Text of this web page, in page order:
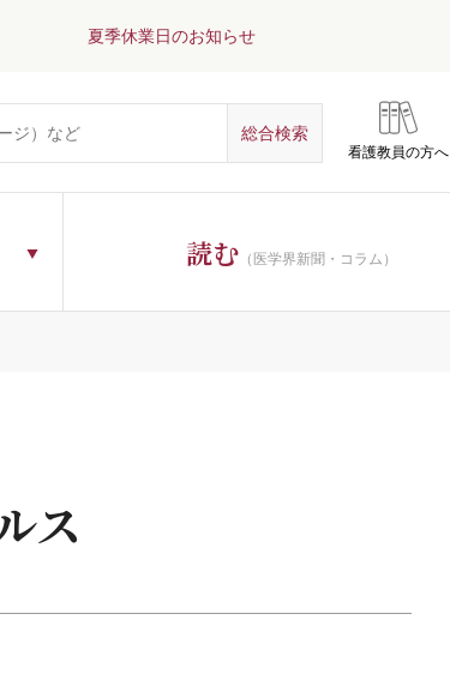
夏季休業日のお知らせ
看護教員の方へ
読む （医学界新聞・コラム）
ス